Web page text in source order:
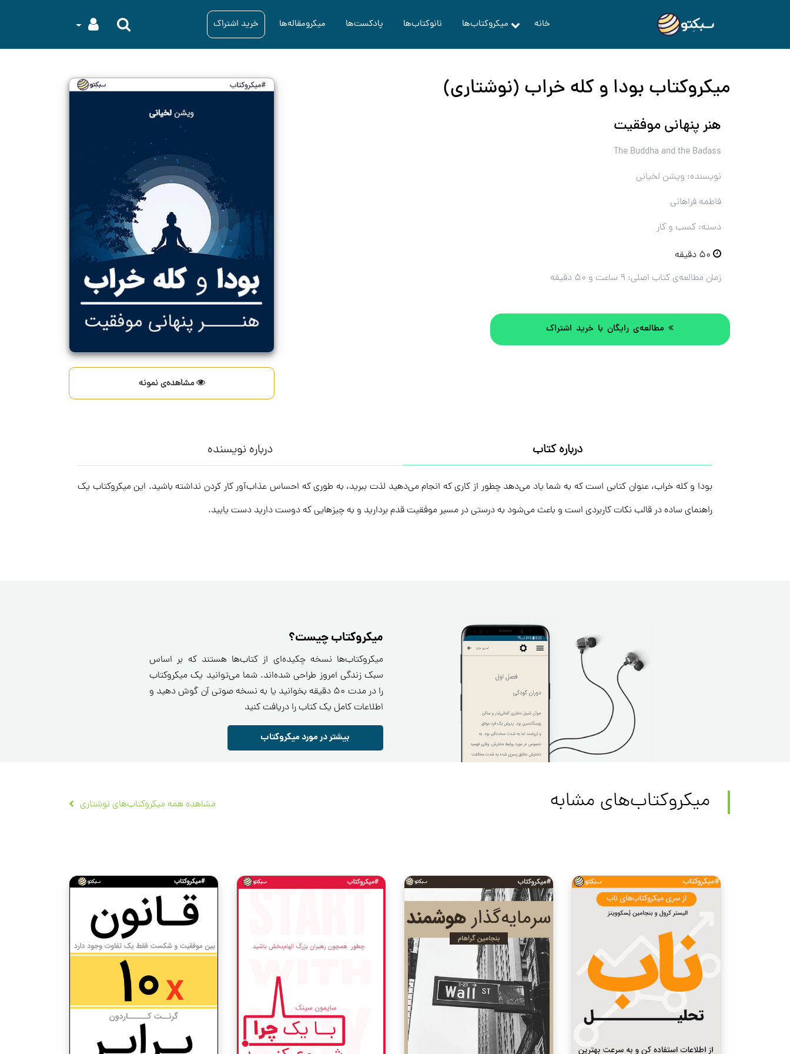
خانه میکروکتاب‌ها نانوکتاب‌ها پادکست‌ها میکرومقاله‌ها خرید اشتراک
میکروکتاب بودا و کله خراب (نوشتاری)
هنر پنهانی موفقیت
The Buddha and the Badass
نویسنده: ویشن لخیانی
فاطمه فراهانی
دسته: کسب و کار
زمان مطالعه‌ی کتاب اصلی: ۹ ساعت و ۵۰ دقیقه
مطالعه‌ی رایگان با خرید اشتراک
مشاهده‌ی نمونه
درباره کتاب درباره نویسنده
بودا و کله خراب، عنوان کتابی است که به شما یاد می‌دهد چطور از کاری که انجام می‌دهید لذت ببرید، به طوری که احساس عذاب‌آور کار کردن نداشته باشید. این میکروکتاب یک
راهنمای ساده در قالب نکات کاربردی است و باعث می‌شود به درستی در مسیر موفقیت قدم بردارید و به چیزهایی که دوست دارید دست یابید.
میکروکتاب چیست؟
میکروکتاب‌ها نسخه چکیده‌ای از کتاب‌ها هستند که بر اساس
سبک زندگی امروز طراحی شده‌اند. شما می‌توانید یک میکروکتاب
را در مدت ۵۰ دقیقه بخوانید یا به نسخه صوتی آن گوش دهید و
اطلاعات کامل یک کتاب را دریافت کنید
بیشتر در مورد میکروکتاب
میکروکتاب‌های مشابه مشاهده همه میکروکتاب‌های نوشتاری